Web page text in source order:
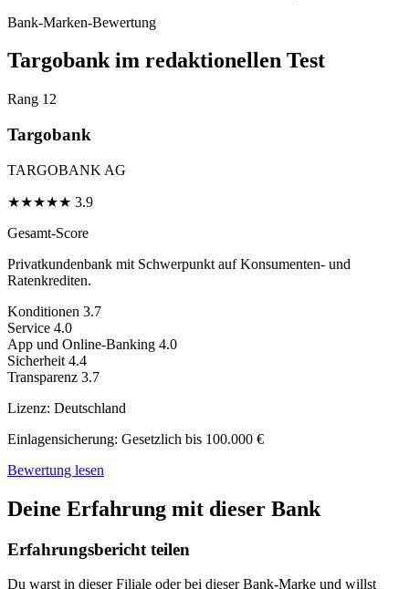
Bank-Marken-Bewertung
Targobank im redaktionellen Test
Rang 12
Targobank
TARGOBANK AG
★★★★★ 3.9
Gesamt-Score
Privatkundenbank mit Schwerpunkt auf Konsumenten- und
Ratenkrediten.
Konditionen 3.7
Service 4.0
App und Online-Banking 4.0
Sicherheit 4.4
Transparenz 3.7
Lizenz: Deutschland
Einlagensicherung: Gesetzlich bis 100.000 €
Bewertung lesen
Deine Erfahrung mit dieser Bank
Erfahrungsbericht teilen
Du warst in dieser Filiale oder bei dieser Bank-Marke und willst